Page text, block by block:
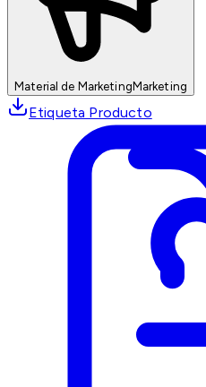
Material de MarketingMarketing
Etiqueta Producto